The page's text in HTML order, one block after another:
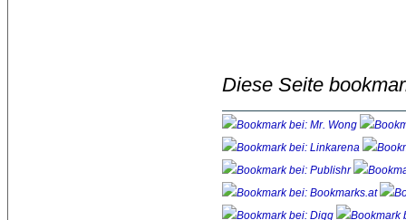
Diese Seite